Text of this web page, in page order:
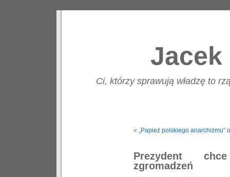
Ci, którzy sprawują władzę to
« „Papież polskiego anarchizmu”
Prezydent
zgromadzeń